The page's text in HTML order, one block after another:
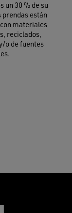
un 30 % de su
prendas están
materiales
reciclados,
o de fuentes